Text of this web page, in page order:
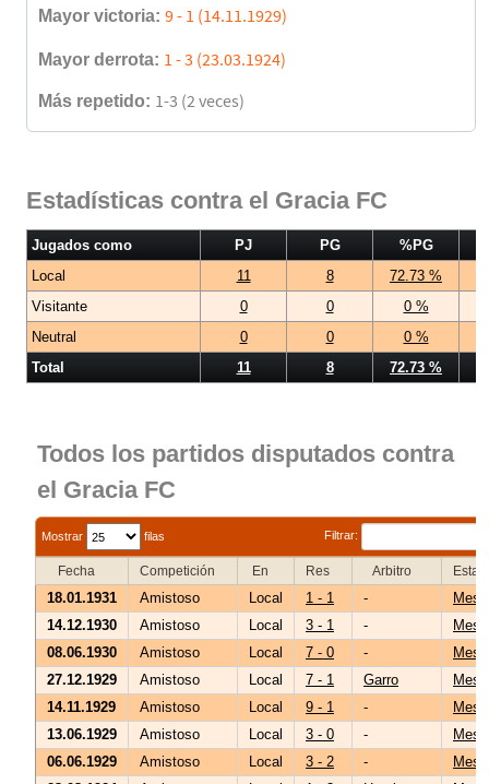
Mayor victoria: 9 - 1 (14.11.1929)
Mayor derrota: 1 - 3 (23.03.1924)
Más repetido: 1-3 (2 veces)
Estadísticas contra el Gracia FC
Jugados como PJ PG
%PG
Local
11 8
72.73 %
Visitante
0 0
0 %
Neutral
0 0
0 %
Total
11 8 72.73 %
Todos los partidos disputados contra
el Gracia FC
Mostrar filas Filtrar:
Fecha Competición En Res Arbitro
18.01.1931 Amistoso Local 1 - 1 -
14.12.1930
Amistoso Local 3 - 1 -
08.06.1930
Amistoso Local 7 - 0 -
27.12.1929
Amistoso Local 7 - 1 Garro
14.11.1929
Amistoso Local 9 - 1 -
13.06.1929
Amistoso Local 3 - 0 -
06.06.1929
Amistoso Local 3 - 2 -